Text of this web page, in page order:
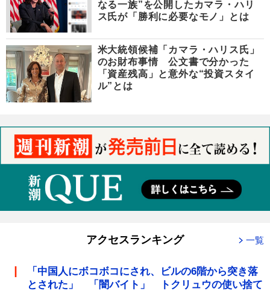
なる一族”を公開したカマラ・ハリ
ス氏が「勝利に必要なモノ」とは
米大統領候補「カマラ・ハリス氏」
のお財布事情 公文書で分かった
「資産残高」と意外な“投資スタイ
ル”とは
アクセスランキング 一覧
「中国人にボコボコにされ、ビルの6階から突き落
とされた」 「闇バイト」 トクリュウの使い捨て